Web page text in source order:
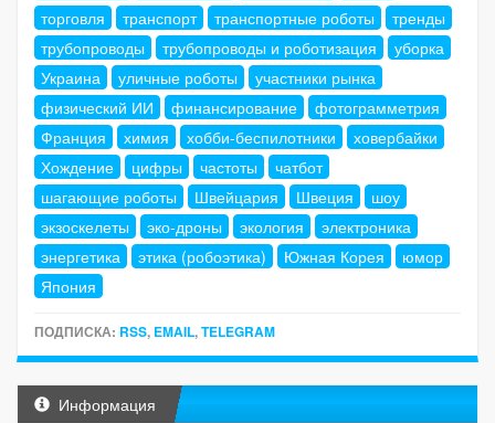
торговля
транспорт транспортные роботы
тренды
трубопроводы
трубопроводы и роботизация
уборка
Украина
уличные роботы
участники рынка
физический ИИ
финансирование
фотограмметрия
Франция
химия хобби-беспилотники
ховербайки
Хождение
цифры частоты
чатбот
шагающие роботы
Швейцария Швеция
шоу
экзоскелеты
эко-дроны экология
электроника
энергетика
этика (робоэтика) Южная Корея
юмор
Япония
ПОДПИСКА: RSS, EMAIL,TELEGRAM
Информация